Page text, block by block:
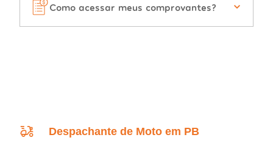
Como acessar meus comprovantes?
Despachante de Moto em PB